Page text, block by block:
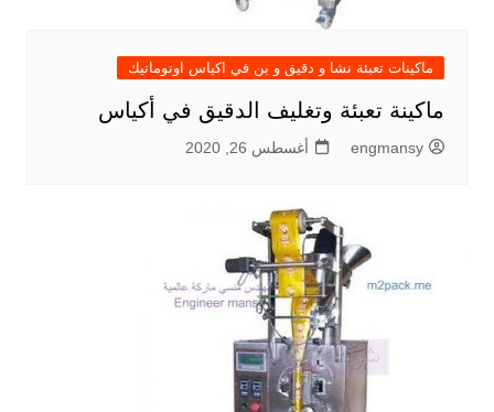
ماكينات تعبئة نشا و دقيق و بن في اكياس اوتوماتيك
ماكينة تعبئة وتغليف الدقيق في أكياس
engmansy أغسطس 26, 2020